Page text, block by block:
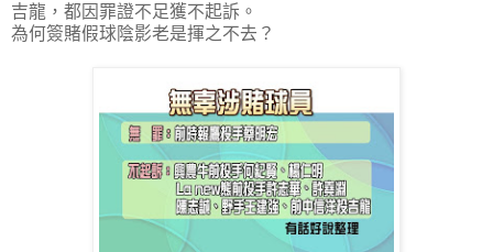
吉龍，都因罪證不足獲不起訴。
為何簽賭假球陰影老是揮之不去？